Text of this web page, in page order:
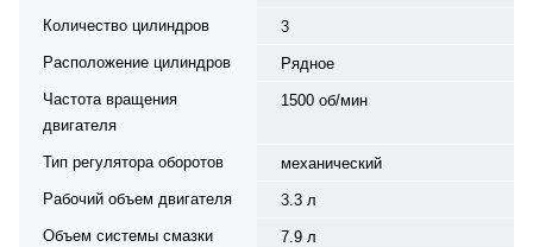
Количество цилиндров
3
Расположение цилиндров
Рядное
Частота вращения
двигателя
1500 об/мин
Тип регулятора оборотов
механический
Рабочий объем двигателя
3.3 л
Объем системы смазки
7.9 л